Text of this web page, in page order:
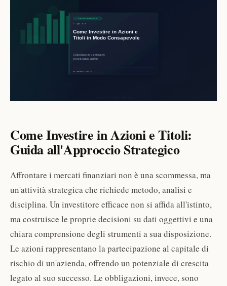
Come Investire in Azioni e Titoli:
Guida all'Approccio Strategico
Affrontare i mercati finanziari non è una scommessa, ma
un'attività strategica che richiede metodo, analisi e
disciplina. Un investitore efficace non si affida all'istinto,
ma costruisce le proprie decisioni su dati oggettivi e una
chiara comprensione degli strumenti a sua disposizione.
Le azioni rappresentano la partecipazione al capitale di
rischio di un'azienda, offrendo un potenziale di crescita
legato al suo successo. Le obbligazioni, invece, sono